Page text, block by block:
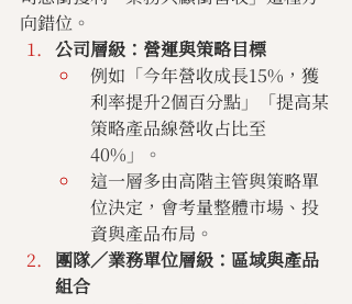
向錯位。
公司層級：營運與策略目標
例如「今年營收成長15%，獲
利率提升2個百分點」「提高某
策略產品線營收占比至
40%」。
這一層多由高階主管與策略單
位決定，會考量整體市場、投
資與產品布局。
團隊／業務單位層級：區域與產品
組合